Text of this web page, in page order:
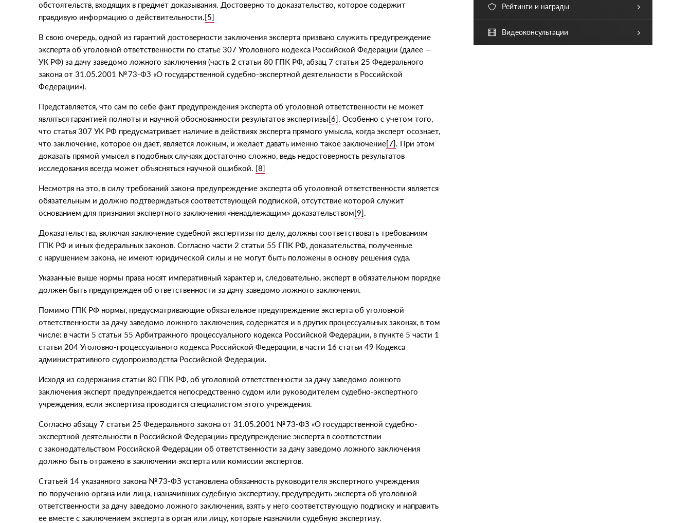
обстоятельств, входящих в предмет доказывания. Достоверно то доказательство, которое содержит
правдивую информацию о действительности.[5]
В свою очередь, одной из гарантий достоверности заключения эксперта призвано служить предупреждение
эксперта об уголовной ответственности по статье 307 Уголовного кодекса Российской Федерации (далее —
УК РФ) за дачу заведомо ложного заключения (часть 2 статьи 80 ГПК РФ, абзац 7 статьи 25 Федерального
закона от 31.05.2001 № 73-ФЗ «О государственной судебно-экспертной деятельности в Российской
Федерации»).
Представляется, что сам по себе факт предупреждения эксперта об уголовной ответственности не может
являться гарантией полноты и научной обоснованности результатов экспертизы[6]. Особенно с учетом того,
что статья 307 УК РФ предусматривает наличие в действиях эксперта прямого умысла, когда эксперт осознает,
что заключение, которое он дает, является ложным, и желает давать именно такое заключение[7]. При этом
доказать прямой умысел в подобных случаях достаточно сложно, ведь недостоверность результатов
исследования всегда может объясняться научной ошибкой. [8]
Несмотря на это, в силу требований закона предупреждение эксперта об уголовной ответственности является
обязательным и должно подтверждаться соответствующей подпиской, отсутствие которой служит
основанием для признания экспертного заключения «ненадлежащим» доказательством[9].
Доказательства, включая заключение судебной экспертизы по делу, должны соответствовать требованиям
ГПК РФ и иных федеральных законов. Согласно части 2 статьи 55 ГПК РФ, доказательства, полученные
с нарушением закона, не имеют юридической силы и не могут быть положены в основу решения суда.
Указанные выше нормы права носят императивный характер и, следовательно, эксперт в обязательном порядке
должен быть предупрежден об ответственности за дачу заведомо ложного заключения.
Помимо ГПК РФ нормы, предусматривающие обязательное предупреждение эксперта об уголовной
ответственности за дачу заведомо ложного заключения, содержатся и в других процессуальных законах, в том
числе: в части 5 статьи 55 Арбитражного процессуального кодекса Российской Федерации, в пункте 5 части 1
статьи 204 Уголовно-процессуального кодекса Российской Федерации, в части 16 статьи 49 Кодекса
административного судопроизводства Российской Федерации.
Исходя из содержания статьи 80 ГПК РФ, об уголовной ответственности за дачу заведомо ложного
заключения эксперт предупреждается непосредственно судом или руководителем судебно-экспертного
учреждения, если экспертиза проводится специалистом этого учреждения.
Согласно абзацу 7 статьи 25 Федерального закона от 31.05.2001 № 73-ФЗ «О государственной судебно-
экспертной деятельности в Российской Федерации» предупреждение эксперта в соответствии
с законодательством Российской Федерации об ответственности за дачу заведомо ложного заключения
должно быть отражено в заключении эксперта или комиссии экспертов.
Статьей 14 указанного закона № 73-ФЗ установлена обязанность руководителя экспертного учреждения
по поручению органа или лица, назначивших судебную экспертизу, предупредить эксперта об уголовной
ответственности за дачу заведомо ложного заключения, взять у него соответствующую подписку и направить
ее вместе с заключением эксперта в орган или лицу, которые назначили судебную экспертизу.
Рейтинги и награды
Видеоконсультации